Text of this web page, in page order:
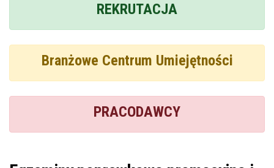
REKRUTACJA
Branżowe Centrum Umiejętności
PRACODAWCY